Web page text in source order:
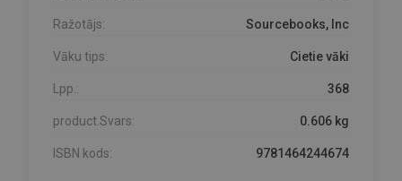
Ražotājs: Sourcebooks, Inc
Vāku tips: Cietie vāki
Lpp.: 368
product.Svars: 0.606 kg
ISBN kods: 9781464244674